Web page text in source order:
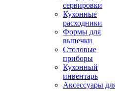
сервировки
Кухонные
расходники
Формы для
выпечки
Столовые
приборы
Кухонный
инвентарь
Аксессуары